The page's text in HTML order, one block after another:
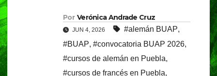
Por Verónica Andrade Cruz
JUN 4, 2026 #alemán BUAP,
#BUAP, #convocatoria BUAP 2026,
#cursos de alemán en Puebla,
#cursos de francés en Puebla,